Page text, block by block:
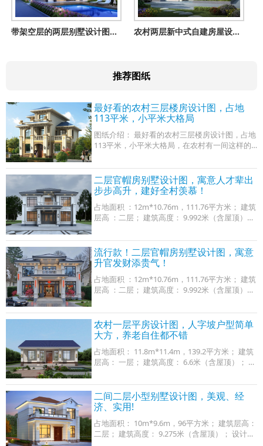
带架空层的两层别墅设计图，通透又明亮，建在农村绝对有面子 农村两层新中式自建房屋设计图，受欢迎的带小配房户型
推荐图纸
最好看的农村三层楼房设计图，占地
113平米，小平米大格局
图纸介绍： 最好看的农村三层楼房设计图，占地
113平米，小平米大格局，在农村有一间这样的
子，养养花，种种菜，可以一家人住在一起
二层官帽房别墅设计图，寓意人才辈出
步步高升，建好全村羡慕！
占地面积 ：12m*10.76m，111.76平方米； 建筑
层高 ：二层； 建筑高度： 9.992米（含屋顶）；
厅、卧室x2、卫生间； 二层户型：客厅、书房、
卧
流行款！二层官帽房别墅设计图，寓意
升官发财添贵气！
占地面积 ：12m*10.76m，111.76平方米； 建筑
层高 ：二层； 建筑高度： 9.992米（含屋顶）；
厅、卧室x2、卫生间； 二层户型：客厅、书房、
卧
农村一层平房设计图，人字坡户型简单
大方，养老自住都不错
占地面积： 11.8m*11.4m，139.2平方米； 建筑
层高： 一层； 建筑高度： 6.6米（含屋顶）； 设
（带卫生间）、卧室x2、卫生间； 图纸目录：
建
二间二层小型别墅设计图，美观、经
济、实用!
占地面积： 10m*9.6m，96平方米； 建筑层高：
二层； 建筑高度： 9.275米（含屋顶）； 设计功